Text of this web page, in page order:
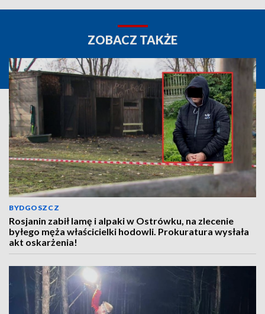
ZOBACZ TAKŻE
BYDGOSZCZ
Rosjanin zabił lamę i alpaki w Ostrówku, na zlecenie
byłego męża właścicielki hodowli. Prokuratura wysłała
akt oskarżenia!